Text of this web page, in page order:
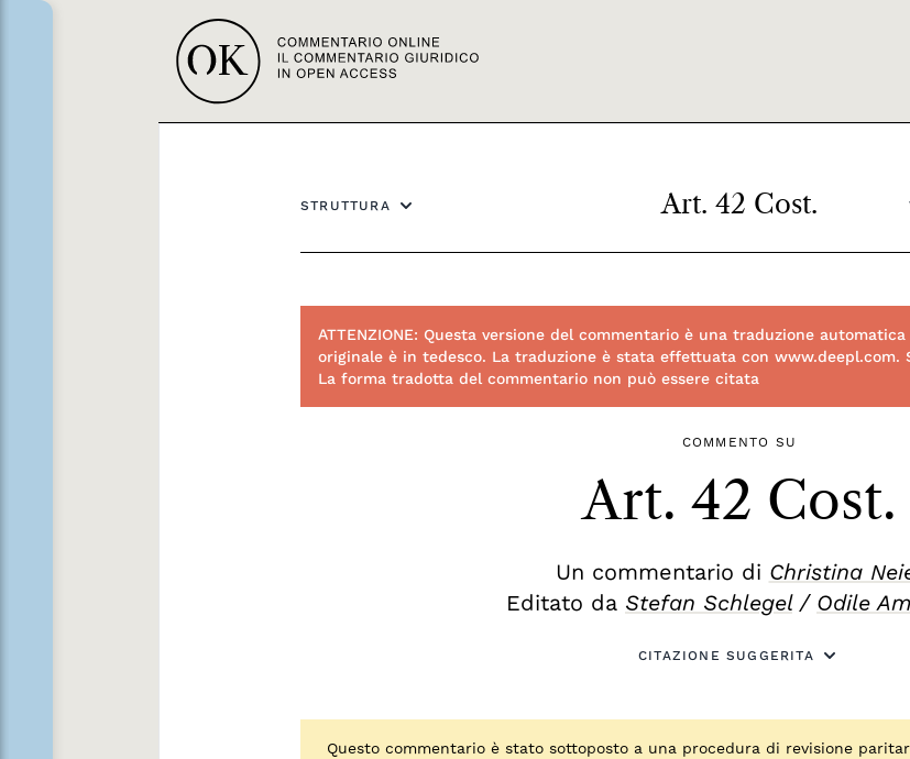
STRUTTURA Art. 42 Cost.
ATTENZIONE: Questa versione del commentario è una traduzione
originale è in tedesco. La traduzione è stata effettuata con www.deepl.com.
La forma tradotta del commentario non può essere citata
COMMENTO SU
Art. 42 Cost.
Un commentario di Christina
Editato da Stefan Schlegel/ Odile
CITAZIONE SUGGERITA
Questo commentario è stato sottoposto a una procedura di revisione